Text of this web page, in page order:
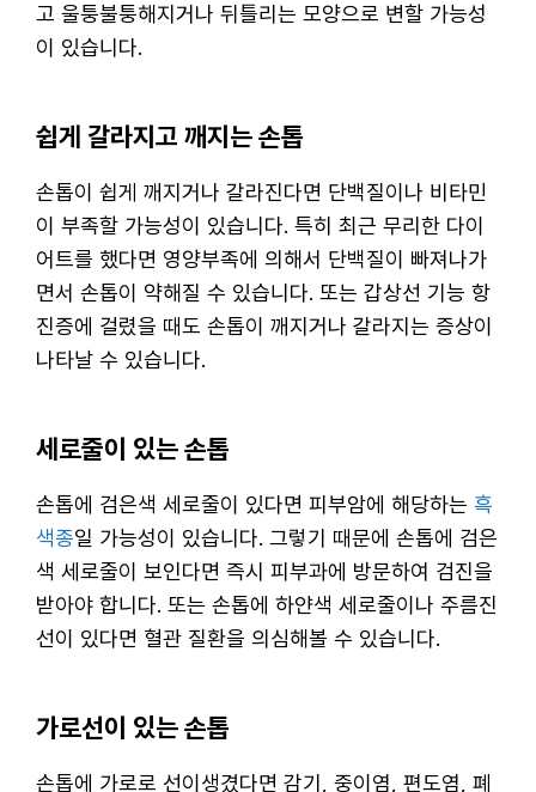
고 울퉁불퉁해지거나 뒤틀리는 모양으로 변할 가능성
이 있습니다.
쉽게 갈라지고 깨지는 손톱
손톱이 쉽게 깨지거나 갈라진다면 단백질이나 비타민
이 부족할 가능성이 있습니다. 특히 최근 무리한 다이
어트를 했다면 영양부족에 의해서 단백질이 빠져나가
면서 손톱이 약해질 수 있습니다. 또는 갑상선 기능 항
진증에 걸렸을 때도 손톱이 깨지거나 갈라지는 증상이
나타날 수 있습니다.
세로줄이 있는 손톱
손톱에 검은색 세로줄이 있다면 피부암에 해당하는 흑
색종일 가능성이 있습니다. 그렇기 때문에 손톱에 검은
색 세로줄이 보인다면 즉시 피부과에 방문하여 검진을
받아야 합니다. 또는 손톱에 하얀색 세로줄이나 주름진
선이 있다면 혈관 질환을 의심해볼 수 있습니다.
가로선이 있는 손톱
손톱에 가로로 선이생겼다면 감기, 중이염, 편도염, 폐